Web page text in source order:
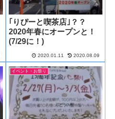
｢りぴーと喫茶店｣？？
2020年春にオープンと！
(7/29に！)
2020.01.11 2020.08.09
イベント・お祭り